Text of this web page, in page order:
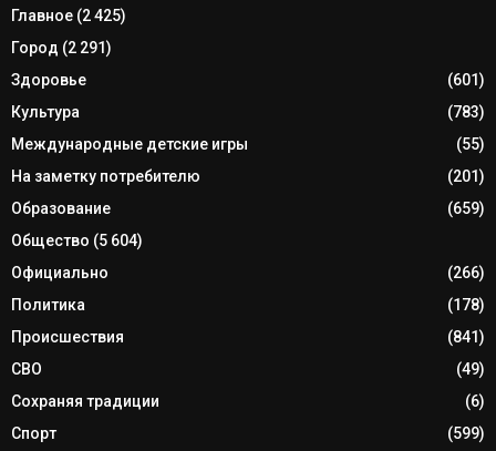
Главное (2 425)
Город (2 291)
Здоровье
(601)
Культура
(783)
Международные детские игры
(55)
На заметку потребителю
(201)
Образование
(659)
Общество (5 604)
Официально
(266)
Политика
(178)
Происшествия
(841)
СВО
(49)
Сохраняя традиции
(6)
Спорт
(599)